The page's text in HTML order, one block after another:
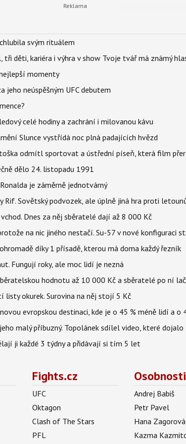
svým rituálem
děti, kariéra i výhra v show Tvoje tvář má známý
momenty
neúspěšným UFC debutem
celé hodiny a zachrání i milovanou kávu
Slunce vystřídá noc plná padajících hvězd
odmítl sportovat a ústřední píseň, která film
dělo 24. listopadu 1991
je záměrně jednotvárný
Rif. Sovětský podvozek, ale úplně jiná hra proti
Dnes za něj sběratelé dají až 8 000 Kč
na nic jiného nestačí. Su-57 v nové konfiguraci
díky 1 přísadě, kterou má doma každý řezník
Fungují roky, ale moc lidí je nezná
hodnotu až 10 000 Kč a sběratelé po ní
listy okurek. Surovina na něj stojí 5 Kč
evropskou destinaci, kde je o 45 % méně lidí a o
malý příbuzný. Topolánek sdílel video, které
ji každé 3 týdny a přidávají si tím 5 let
Fights.cz
UFC
Oktagon
Clash of The Stars
PFL
Andrej Babiš
Petr Pavel
Hana Zagorová
Kazma